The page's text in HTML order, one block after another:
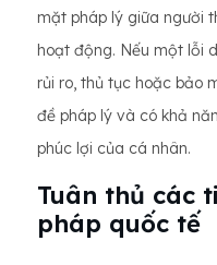
mặt pháp lý giữa người
hoạt động. Nếu một lỗi
rủi ro, thủ tục hoặc bảo
đề pháp lý và có khả
phúc lợi của cá nhân.
Tuân thủ các
pháp quốc tế